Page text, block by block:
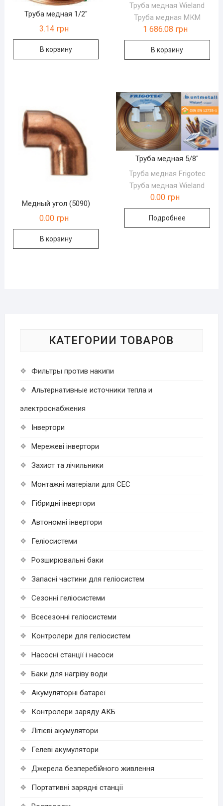
Труба медная 1/2″
3.14 грн
В корзину
Труба медная Wieland
Труба медная МКМ
1 686.08 грн
В корзину
Медный угол (5090)
0.00 грн
В корзину
Труба медная 5/8″
Труба медная Frigotec
Труба медная Wieland
0.00 грн
Подробнее
КАТЕГОРИИ ТОВАРОВ
Фильтры против накипи
Альтернативные источники тепла и
электроснабжения
Інвертори
Мережеві інвертори
Захист та лічильники
Монтажні матеріали для СЕС
Гібридні інвертори
Автономні інвертори
Геліосистеми
Розширювальні баки
Запасні частини для геліосистем
Сезонні геліосистеми
Всесезонні геліосистеми
Контролери для геліосистем
Насосні станції і насоси
Баки для нагріву води
Акумуляторні батареї
Контролери заряду АКБ
Літієві акумулятори
Гелеві акумулятори
Джерела безперебійного живлення
Портативні зарядні станції